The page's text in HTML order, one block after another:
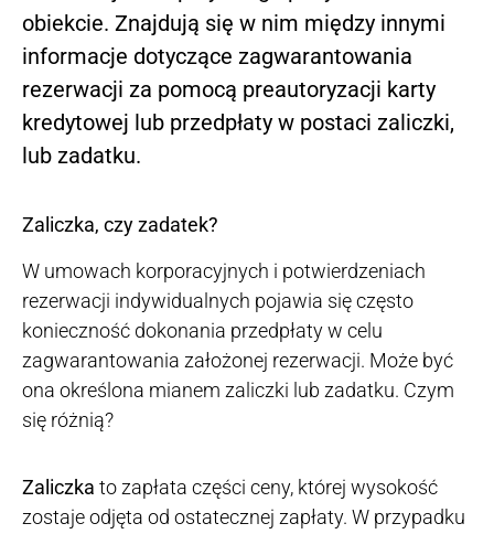
obiekcie. Znajdują się w nim między innymi
informacje dotyczące zagwarantowania
rezerwacji za pomocą preautoryzacji karty
kredytowej lub przedpłaty w postaci zaliczki,
lub zadatku.
Zaliczka, czy zadatek?
W umowach korporacyjnych i potwierdzeniach
rezerwacji indywidualnych pojawia się często
konieczność dokonania przedpłaty w celu
zagwarantowania założonej rezerwacji. Może być
ona określona mianem zaliczki lub zadatku. Czym
się różnią?
Zaliczka to zapłata części ceny, której wysokość
zostaje odjęta od ostatecznej zapłaty. W przypadku